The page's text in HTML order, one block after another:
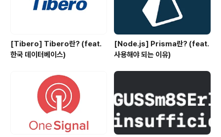
[Tibero] Tibero란? (feat.
한국 데이터베이스)
[Node.js] Prisma란? (feat.
사용해야 되는 이유)